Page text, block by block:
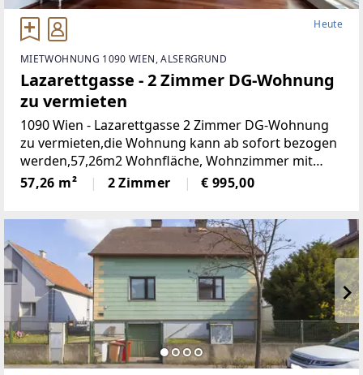
Heute
MIETWOHNUNG 1090 WIEN, ALSERGRUND
Lazarettgasse - 2 Zimmer DG-Wohnung
zu vermieten
1090 Wien - Lazarettgasse 2 Zimmer DG-Wohnung
zu vermieten,die Wohnung kann ab sofort bezogen
werden,57,26m2 Wohnfläche, Wohnzimmer mit
offener Küche, Schlafzimmer, Vorzimmer, Bad mit
57,26 m² 2 Zimmer € 995,00